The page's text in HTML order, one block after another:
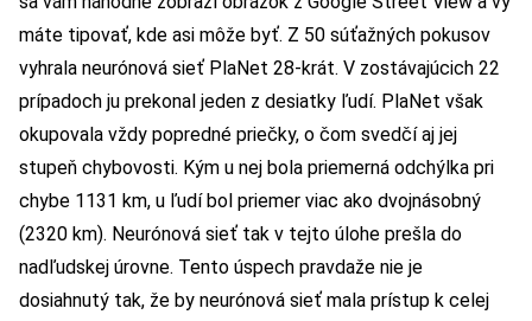
máte tipovať, kde asi môže byť. Z 50 súťažných pokusov
vyhrala neurónová sieť PlaNet 28-krát. V zostávajúcich 22
prípadoch ju prekonal jeden z desiatky ľudí. PlaNet však
okupovala vždy popredné priečky, o čom svedčí aj jej
stupeň chybovosti. Kým u nej bola priemerná odchýlka pri
chybe 1131 km, u ľudí bol priemer viac ako dvojnásobný
(2320 km). Neurónová sieť tak v tejto úlohe prešla do
nadľudskej úrovne. Tento úspech pravdaže nie je
dosiahnutý tak, že by neurónová sieť mala prístup k celej